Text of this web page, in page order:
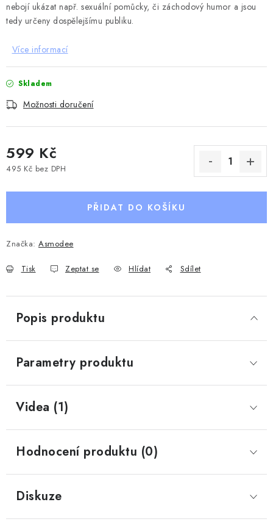
nebojí ukázat např. sexuální pomůcky, či záchodový humor a jsou
tedy určeny dospělejšímu publiku.
Více informací
Skladem
Možnosti doručení
599 Kč
495 Kč bez DPH
PŘIDAT DO KOŠÍKU
Značka: Asmodee
Tisk Zeptat se Hlídat Sdílet
Popis produktu
Parametry produktu
Videa (1)
Hodnocení produktu (0)
Diskuze